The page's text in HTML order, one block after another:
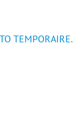
TEMPORAIRE.